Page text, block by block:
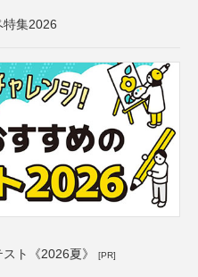
特集2026
ト《2026夏》 [PR]